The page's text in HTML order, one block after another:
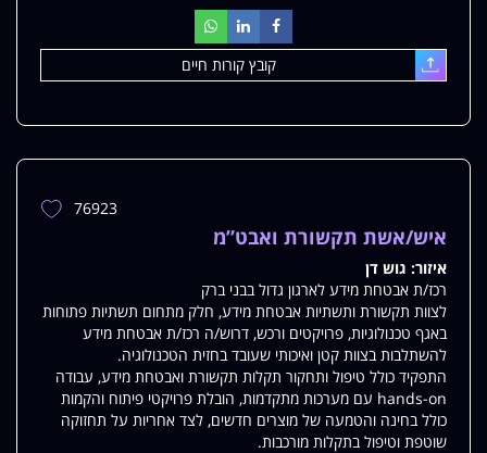
עלאת
קובץ קורות חיים
הוספת
76923
איש/אשת תקשורת ואבט”מ
איזור: גוש דן
רכז/ת אבטחת מידע לארגון גדול בבני ברק
לצוות תקשורת ותשתיות אבטחת מידע, חלק מתחום תשתיות פתוחות
באגף טכנולוגיות, פרויקטים ורכש, דרוש/ה רכז/ת אבטחת מידע
להשתלבות בצוות קטן ואיכותי שעובד בחזית הטכנולוגיה.
התפקיד כולל טיפול ותחקור תקלות תקשורת ואבטחת מידע, עבודה
hands-on עם מערכות מתקדמות, הובלת פרויקטי פיתוח והקמות
כולל בחינה והטמעה של מוצרים חדשים, לצד אחריות על תחזוקה
שוטפת וטיפול בתקלות מורכבות.